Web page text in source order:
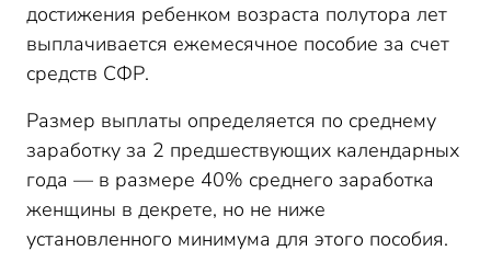
достижения ребенком возраста полутора лет
выплачивается ежемесячное пособие за счет
средств СФР.
Размер выплаты определяется по среднему
заработку за 2 предшествующих календарных
года — в размере 40% среднего заработка
женщины в декрете, но не ниже
установленного минимума для этого пособия.